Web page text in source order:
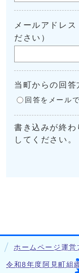
メールアドレ
ださい）
当町からの回答
回答をメール
書き込みが終わ
してください。
ホームページ運営
令和8年度阿見町組